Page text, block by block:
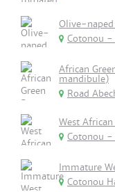
Olive-naped
Cotonou -
African
mandibule)
Road
West
Cotonou -
Immature
Cotonou